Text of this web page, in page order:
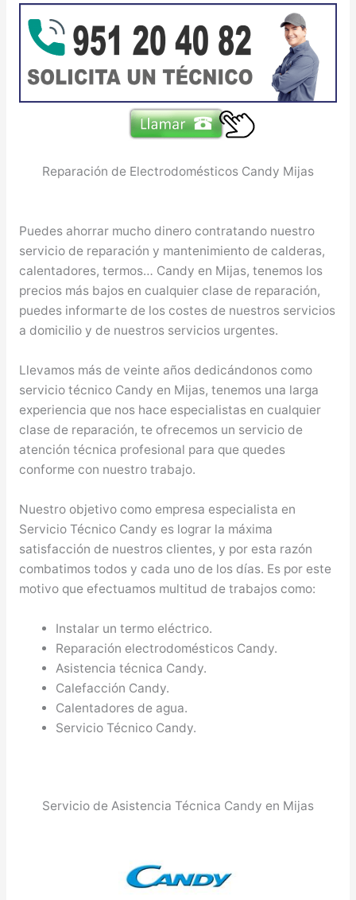
Reparación de Electrodomésticos Candy Mijas
Puedes ahorrar mucho dinero contratando nuestro
servicio de reparación y mantenimiento de calderas,
calentadores, termos… Candy en Mijas, tenemos los
precios más bajos en cualquier clase de reparación,
puedes informarte de los costes de nuestros servicios
a domicilio y de nuestros servicios urgentes.
Llevamos más de veinte años dedicándonos como
servicio técnico Candy en Mijas, tenemos una larga
experiencia que nos hace especialistas en cualquier
clase de reparación, te ofrecemos un servicio de
atención técnica profesional para que quedes
conforme con nuestro trabajo.
Nuestro objetivo como empresa especialista en
Servicio Técnico Candy es lograr la máxima
satisfacción de nuestros clientes, y por esta razón
combatimos todos y cada uno de los días. Es por este
motivo que efectuamos multitud de trabajos como:
Instalar un termo eléctrico.
Reparación electrodomésticos Candy.
Asistencia técnica Candy.
Calefacción Candy.
Calentadores de agua.
Servicio Técnico Candy.
Servicio de Asistencia Técnica Candy en Mijas